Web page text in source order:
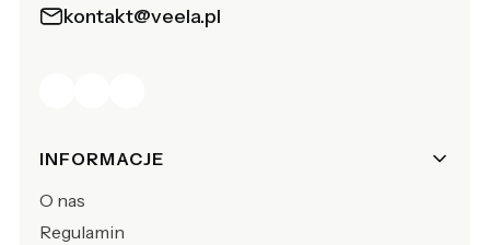
kontakt@veela.pl
Linki w stopce
INFORMACJE
O nas
Regulamin